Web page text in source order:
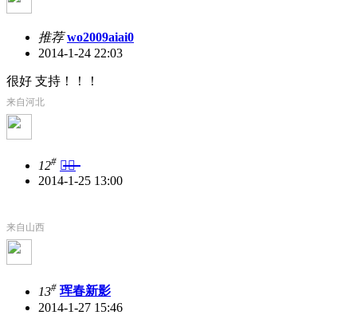
推荐wo2009aiai0
2014-1-24 22:03
很好 支持！！！
来自河北
12# 黄̶山̶
2014-1-25 13:00
来自山西
13# 珲春新影
2014-1-27 15:46